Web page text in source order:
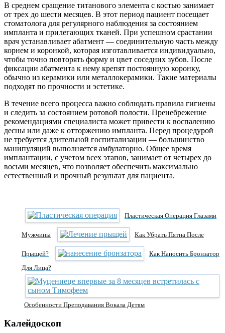
В среднем сращение титанового элемента с костью занимает
от трех до шести месяцев. В этот период пациент посещает
стоматолога для регулярного наблюдения за состоянием
импланта и прилегающих тканей. При успешном срастании
врач устанавливает абатмент — соединительную часть между
корнем и коронкой, которая изготавливается индивидуально,
чтобы точно повторять форму и цвет соседних зубов. После
фиксации абатмента к нему крепят постоянную коронку,
обычно из керамики или металлокерамики. Такие материалы
подходят по прочности и эстетике.
В течение всего процесса важно соблюдать правила гигиены
и следить за состоянием ротовой полости. Пренебрежение
рекомендациями специалиста может привести к воспалению
десны или даже к отторжению импланта. Перед процедурой
не требуется длительной госпитализации — большинство
манипуляций выполняется амбулаторно. Общее время
имплантации, с учетом всех этапов, занимает от четырех до
восьми месяцев, что позволяет обеспечить максимально
естественный и прочный результат для пациента.
Пластическая Операция Глазами
Мужчины Как Убрать Пятна После
Прыщей?
Как Наносить Бронзатор
Для Лица?
Особенности Преподавания Вокала Детям
Калейдоскоп